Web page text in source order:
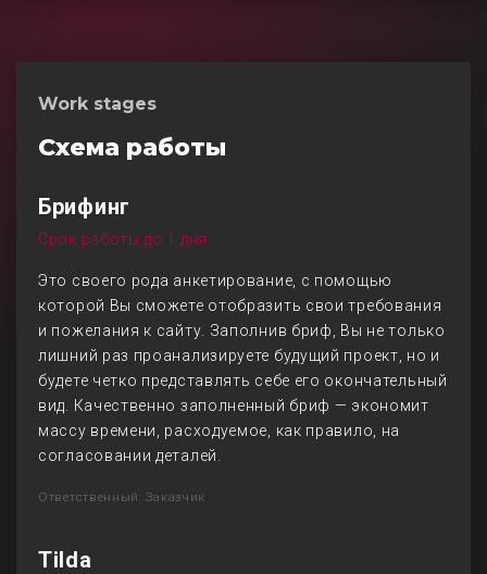
Work stages
Схема работы
Брифинг
Срок работы до 1 дня
Это своего рода анкетирование, с помощью
которой Вы сможете отобразить свои требования
и пожелания к сайту. Заполнив бриф, Вы не только
лишний раз проанализируете будущий проект, но и
будете четко представлять себе его окончательный
вид. Качественно заполненный бриф — экономит
массу времени, расходуемое, как правило, на
согласовании деталей.
Ответственный: Заказчик
Tilda